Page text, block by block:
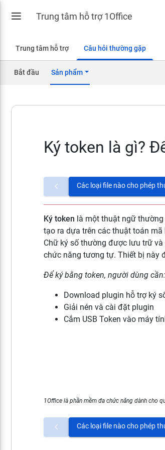
Trung tâm hỗ trợ 1Office
Trung tâm hỗ trợ Câu hỏi thường gặp
Bắt đầu Sản phẩm
Ký token là gì?
Ký token là một thuật ngữ
tạo ra dựa trên các thuật toán
Chữ ký số thường được lưu trữ
chức năng tương tự. Thiết bị này
Để ký bằng token, người dùng cần:
Download plugin hỗ trợ ký
Giải nén và cài đặt plugin
Cắm USB Token vào máy
1Office là phần mềm đa chức năng dành cho